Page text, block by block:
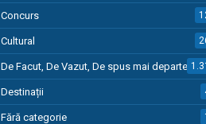
Concurs
Cultural
De Facut, De Vazut, De spus mai departe…
Destinații
Fără categorie